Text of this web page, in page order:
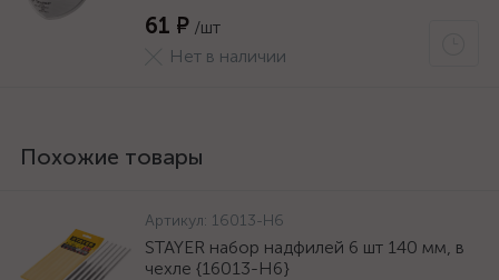
61 ₽ /шт
Нет в наличии
Похожие товары
Артикул: 16013-H6
STAYER набор надфилей 6 шт 140 мм, в
чехле {16013-H6}